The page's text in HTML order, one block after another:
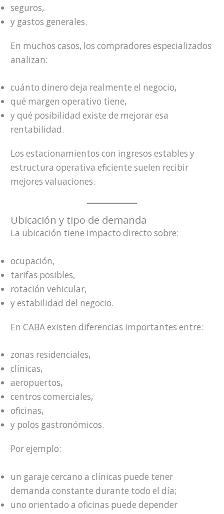
seguros,
y gastos generales.
En muchos casos, los compradores especializados
analizan:
cuánto dinero deja realmente el negocio,
qué margen operativo tiene,
y qué posibilidad existe de mejorar esa
rentabilidad.
Los estacionamientos con ingresos estables y
estructura operativa eficiente suelen recibir
mejores valuaciones.
Ubicación y tipo de demanda
La ubicación tiene impacto directo sobre:
ocupación,
tarifas posibles,
rotación vehicular,
y estabilidad del negocio.
En CABA existen diferencias importantes entre:
zonas residenciales,
clínicas,
aeropuertos,
centros comerciales,
oficinas,
y polos gastronómicos.
Por ejemplo:
un garaje cercano a clínicas puede tener
demanda constante durante todo el día;
uno orientado a oficinas puede depender